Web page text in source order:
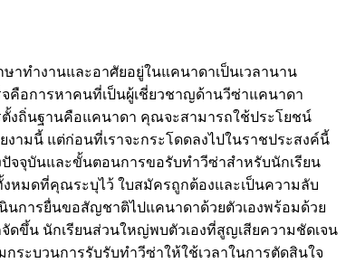
าทำงานและอาศัยอยู่ในแคนาดาเป็นเวลานาน
คือการหาคนที่เป็นผู้เชี่ยวชาญด้านวีซ่าแคนาดา
งถิ่นฐานคือแคนาดา คุณจะสามารถใช้ประโยชน์
มนี้ แต่ก่อนที่เราจะกระโดดลงไปในราชประสงค์นี้
จจุบันและขั้นตอนการขอรับทำวีซ่าสำหรับนักเรียน
งหมดที่คุณระบุไว้ ใบสมัครถูกต้องและเป็นความลับ
การยื่นขอสัญชาติไปแคนาดาด้วยตัวเองพร้อมด้วย
ดขึ้น นักเรียนส่วนใหญ่พบตัวเองที่สูญเสียความชัดเจน
ะบวนการรับรับทำวีซ่าให้ใช้เวลาในการตัดสินใจ